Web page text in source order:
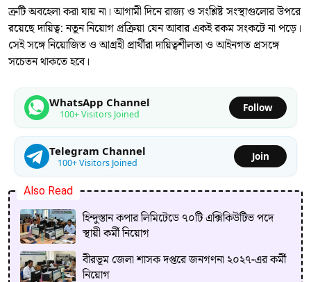
ত্রুটি অবহেলা করা যায় না। আগামী দিনে রাজ্য ও সংশ্লিষ্ট সংস্থাগুলোর উপরে
রয়েছে দায়িত্ব: নতুন নিয়োগ প্রক্রিয়া যেন আবার একই রকম সংকটে না পড়ে।
সেই সঙ্গে নিয়োজিত ও আগ্রহী প্রার্থীরা দায়িত্বশীলতা ও আইনগত প্রসঙ্গে
সচেতন থাকতে হবে।
WhatsApp Channel
100+ Visitors Joined
Follow
Telegram Channel
100+ Visitors Joined
Join
Also Read
হিন্দুস্তান কপার লিমিটেডে ৭০টি এক্সিকিউটিভ পদে
স্থায়ী কর্মী নিয়োগ
বীরভূম জেলা শাসক দপ্তরে জনগণনা ২০২৭-এর কর্মী
নিয়োগ